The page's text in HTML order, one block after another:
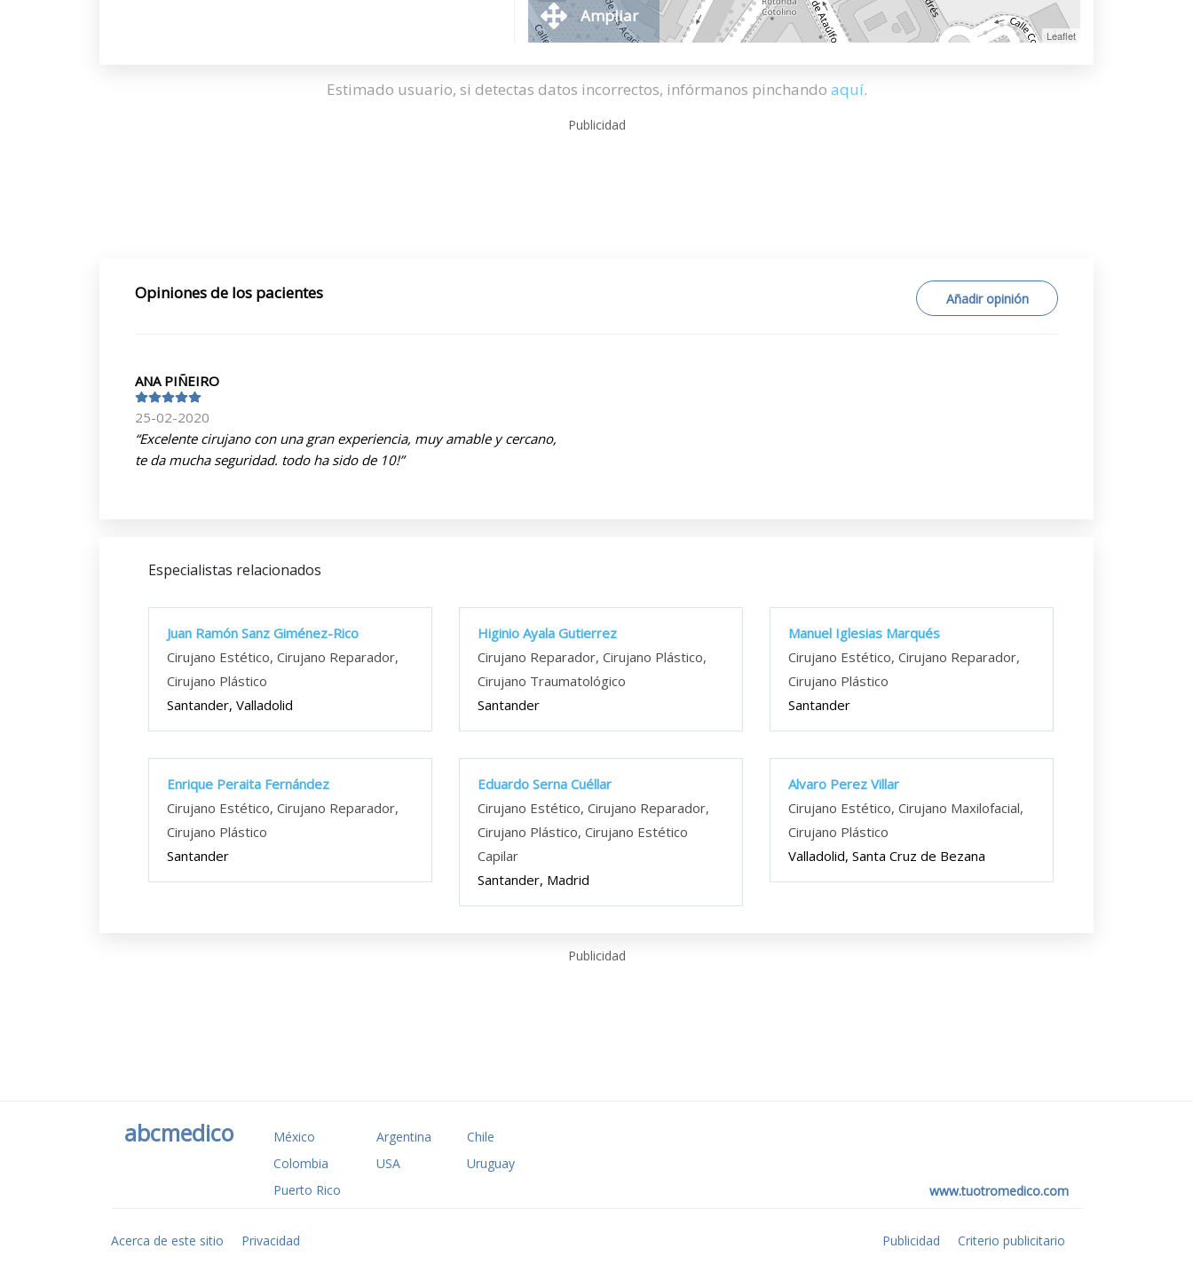
Leaflet
Ampliar
Estimado usuario, si detectas datos incorrectos, infórmanos pinchando aquí.
Publicidad
Opiniones de los pacientes Añadir opinión
ANA PIÑEIRO
25-02-2020
“Excelente cirujano con una gran experiencia, muy amable y cercano,
te da mucha seguridad. todo ha sido de 10!”
Especialistas relacionados
Juan Ramón Sanz Giménez-Rico
Cirujano Estético, Cirujano Reparador,
Cirujano Plástico
Santander, Valladolid
Higinio Ayala Gutierrez
Cirujano Reparador, Cirujano Plástico,
Cirujano Traumatológico
Santander
Manuel Iglesias Marqués
Cirujano Estético, Cirujano Reparador,
Cirujano Plástico
Santander
Enrique Peraita Fernández
Cirujano Estético, Cirujano Reparador,
Cirujano Plástico
Santander
Eduardo Serna Cuéllar
Cirujano Estético, Cirujano Reparador,
Cirujano Plástico, Cirujano Estético
Capilar
Santander, Madrid
Alvaro Perez Villar
Cirujano Estético, Cirujano Maxilofacial,
Cirujano Plástico
Valladolid, Santa Cruz de Bezana
Publicidad
abcmedico México Argentina
Chile
Colombia
USA
Uruguay
Puerto Rico
www.tuotromedico.com
Acerca de este sitio Privacidad Publicidad Criterio publicitario